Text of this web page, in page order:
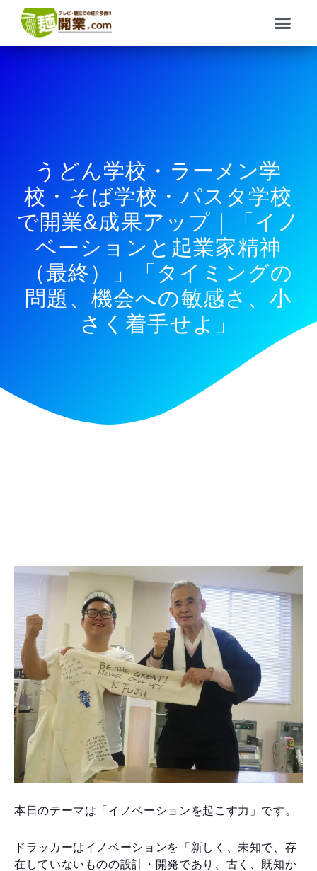
メ
ニ
ュ
うどん学校・ラーメン学
校・そば学校・パスタ学校
で開業&成果アップ｜「イノ
ベーションと起業家精神
（最終）」「タイミングの
問題、機会への敏感さ、小
さく着手せよ」
本日のテーマは「イノベーションを起こす力」です。
ドラッカーはイノベーションを「新しく、未知で、存
在していないものの設計・開発であり、古く、既知か